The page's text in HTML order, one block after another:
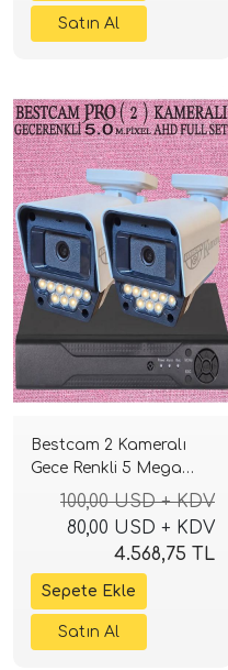
Bestcam 2 Kameralı
Gece Renkli 5 Mega
Piksel Sony Lensli 4K
Güvenlik Sistemi
100,00 USD + KDV
80,00 USD + KDV
4.568,75 TL